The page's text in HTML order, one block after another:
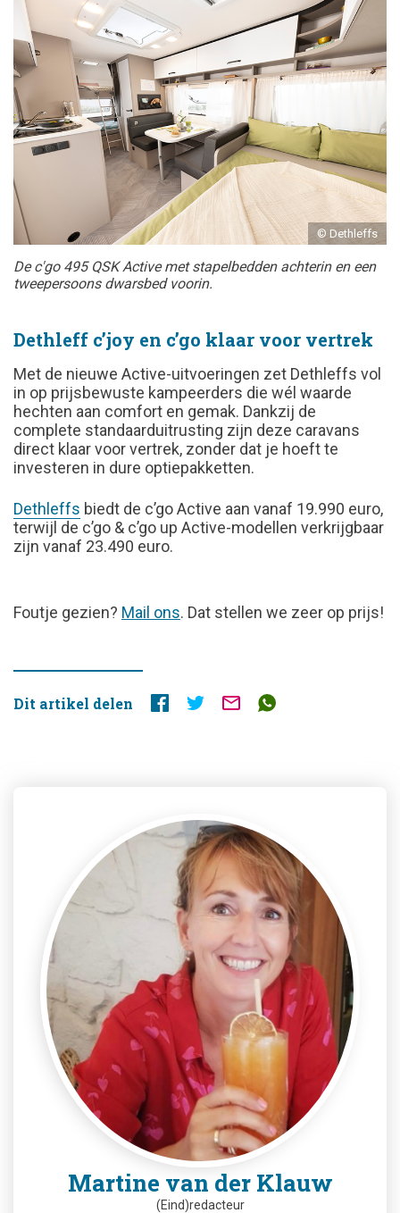
© Dethleffs
De c'go 495 QSK Active met stapelbedden achterin en een
tweepersoons dwarsbed voorin.
Dethleff c’joy en c’go klaar voor vertrek
Met de nieuwe Active-uitvoeringen zet Dethleffs vol
in op prijsbewuste kampeerders die wél waarde
hechten aan comfort en gemak. Dankzij de
complete standaarduitrusting zijn deze caravans
direct klaar voor vertrek, zonder dat je hoeft te
investeren in dure optiepakketten.
Dethleffs biedt de c’go Active aan vanaf 19.990 euro,
terwijl de c’go & c’go up Active-modellen verkrijgbaar
zijn vanaf 23.490 euro.
FOUTJE
GEZIEN?
Foutje gezien? Mail ons. Dat stellen we zeer op prijs!
Dit artikel delen
Martine van der Klauw
(Eind)redacteur